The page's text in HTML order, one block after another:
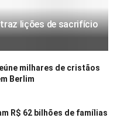
lições de sacrifício
milhares de cristãos
Berlim
R$ 62 bilhões de famílias